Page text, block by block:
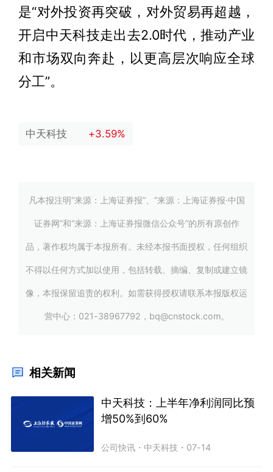
是“对外投资再突破，对外贸易再超越，
开启中天科技走出去2.0时代，推动产业
和市场双向奔赴，以更高层次响应全球
分工”。
中天科技 +3.59%
凡本报注明“来源：上海证券报”、“来源：上海证券报·中国
证券网”和“来源：上海证券报微信公众号”的所有原创作
品，著作权均属于本报所有。未经本报书面授权，任何组织
不得以任何方式加以使用，包括转载、摘编、复制或建立镜
像，本报保留追责的权利。如需获得授权请联系本报版权运
营中心：021-38967792，bq@cnstock.com。
相关新闻
中天科技：上半年净利润同比预
增50%到60%
公司快讯 ・ 中天科技 ・ 07-14